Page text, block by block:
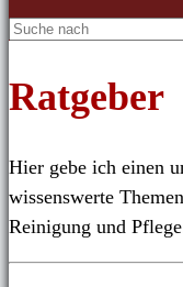
Ratgeber
Hier gebe ich einen
wissenswerte
Reinigung und